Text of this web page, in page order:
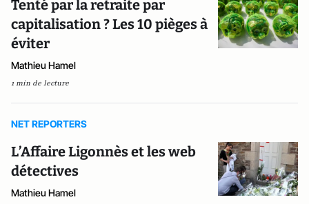
Tenté par la retraite par
capitalisation ? Les 10 pièges à
éviter
Mathieu Hamel
1 min de lecture
NET REPORTERS
L’Affaire Ligonnès et les web
détectives
Mathieu Hamel